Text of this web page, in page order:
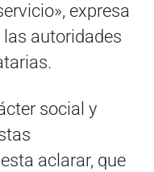
expresa
autoridades
social y
aclarar, que